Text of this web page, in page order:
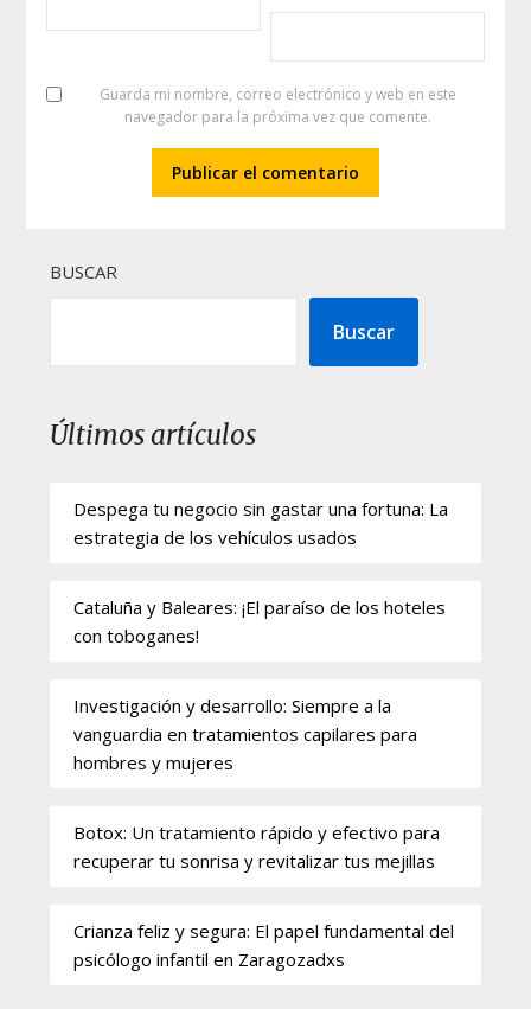
Guarda mi nombre, correo electrónico y web en este
navegador para la próxima vez que comente.
BUSCAR
Buscar
Últimos artículos
Despega tu negocio sin gastar una fortuna: La
estrategia de los vehículos usados
Cataluña y Baleares: ¡El paraíso de los hoteles
con toboganes!
Investigación y desarrollo: Siempre a la
vanguardia en tratamientos capilares para
hombres y mujeres
Botox: Un tratamiento rápido y efectivo para
recuperar tu sonrisa y revitalizar tus mejillas
Crianza feliz y segura: El papel fundamental del
psicólogo infantil en Zaragozadxs